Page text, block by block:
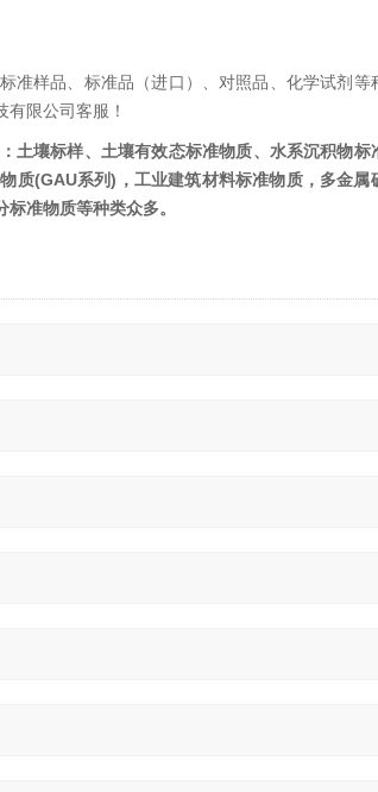
准样品、标准品（进口）、对照品、化学试剂
限公司客服！
土壤标样、土壤有效态标准物质、水系沉积物
质(GAU系列)，工业建筑材料标准物质，多金属
准物质等种类众多。